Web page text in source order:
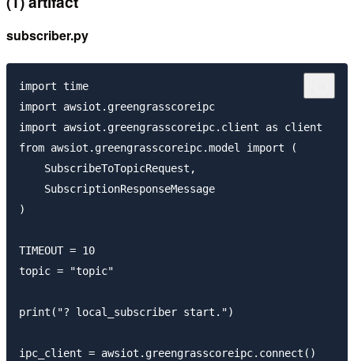
subscriber.py
import time
import awsiot.greengrasscoreipc
import awsiot.greengrasscoreipc.client as client
from awsiot.greengrasscoreipc.model import (
    SubscribeToTopicRequest,
    SubscriptionResponseMessage
)
TIMEOUT = 10
topic = "topic"
print("? local_subscriber start.")
ipc_client = awsiot.greengrasscoreipc.connect()